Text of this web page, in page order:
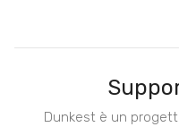
Dunkest è un